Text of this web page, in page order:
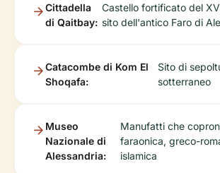
Cittadella
di Qaitbay:
Castello fortificato del
sito dell'antico Faro di
Catacombe di Kom El
Shoqafa:
Sito di
sotterraneo
Museo
Nazionale di
Alessandria:
Manufatti che
faraonica, greco-
islamica